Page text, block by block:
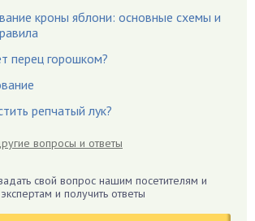
кроны яблони: основные схемы и
перец горошком?
репчатый лук?
вопросы и ответы
свой вопрос нашим посетителям и
экспертам и получить ответы